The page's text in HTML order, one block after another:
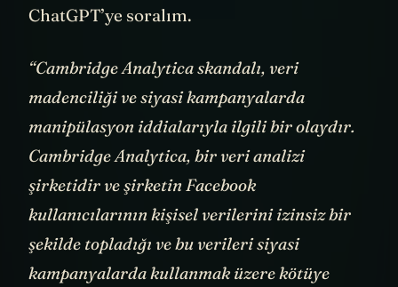
Skandalı. Neydi bu skandal, hatırlamak için
“Cambridge Analytica skandalı, veri
madenciliği ve siyasi kampanyalarda
manipülasyon iddialarıyla ilgili bir olaydır.
Cambridge Analytica, bir veri analizi
şirketidir ve şirketin Facebook
kullanıcılarının kişisel verilerini izinsiz bir
şekilde topladığı ve bu verileri siyasi